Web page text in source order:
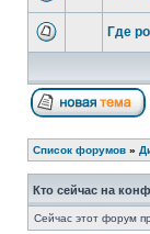
Где
Список форумов »
Кто сейчас на
Сейчас этот форум